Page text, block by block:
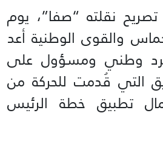
نقلته “صفا”، يوم
والقوى الوطنية أعد
وطني ومسؤول على
التي قُدمت للحركة من
تطبيق خطة الرئيس